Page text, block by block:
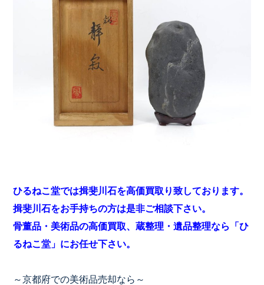
ひるねこ堂では揖斐川石を高価買取り致しております。
揖斐川石をお手持ちの方は是非ご相談下さい。
骨董品・美術品の高価買取、蔵整理・遺品整理なら「ひ
るねこ堂」にお任せ下さい。
～京都府での美術品売却なら～